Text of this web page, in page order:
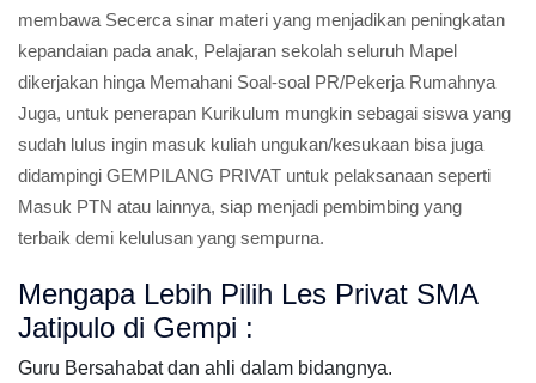
membawa Secerca sinar materi yang menjadikan peningkatan
kepandaian pada anak, Pelajaran sekolah seluruh Mapel
dikerjakan hinga Memahani Soal-soal PR/Pekerja Rumahnya
Juga, untuk penerapan Kurikulum mungkin sebagai siswa yang
sudah lulus ingin masuk kuliah ungukan/kesukaan bisa juga
didampingi GEMPILANG PRIVAT untuk pelaksanaan seperti
Masuk PTN atau lainnya, siap menjadi pembimbing yang
terbaik demi kelulusan yang sempurna.
Mengapa Lebih Pilih Les Privat SMA
Jatipulo di Gempi :
Guru Bersahabat dan ahli dalam bidangnya.